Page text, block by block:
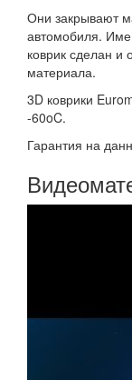
Они закрывают
автомобиля.
коврик сделан и
материала.
3D коврики
-60oC.
Гарантия на